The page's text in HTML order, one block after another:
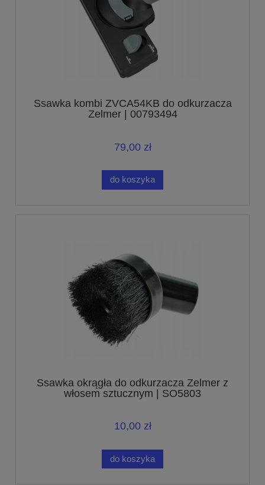
Ssawka kombi ZVCA54KB do odkurzacza
Zelmer | 00793494
79,00 zł
do koszyka
Ssawka okrągła do odkurzacza Zelmer z
włosem sztucznym | SO5803
10,00 zł
do koszyka